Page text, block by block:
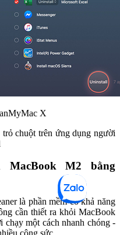
X
chuột trên ứng dụng người
M2 bằng
là phần mềm có khả năng
cần thiết ra khỏi MacBook
một cách nhanh chóng -
công sức.